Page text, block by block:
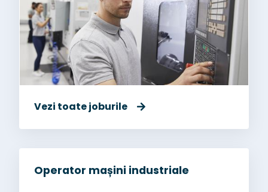
Vezi toate joburile
Operator mașini industriale